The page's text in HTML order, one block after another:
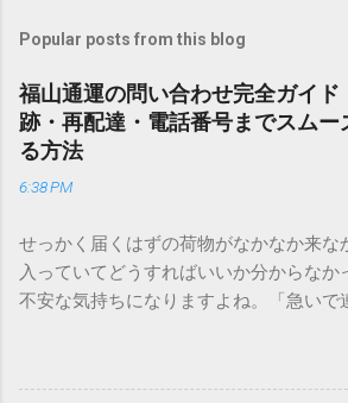
Popular posts from this blog
福山通運の問い合わせ完全ガイド
跡・再配達・電話番号までスムー
る方法
6:38 PM
せっかく届くはずの荷物がなかなか来な
入っていてどうすればいいか分からなか
不安な気持ちになりますよね。「急いで
きできる？」といった疑問を抱える方
通運は企業間物流のイメージが強いかも